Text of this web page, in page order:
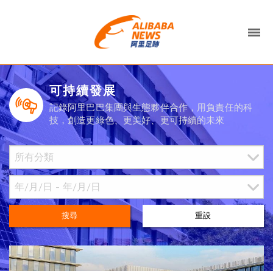
可持續發展
記錄阿里巴巴集團與生態夥伴合作，用負責任的科
技，創造更綠色、更美好、更可持續的未來
搜尋 重設